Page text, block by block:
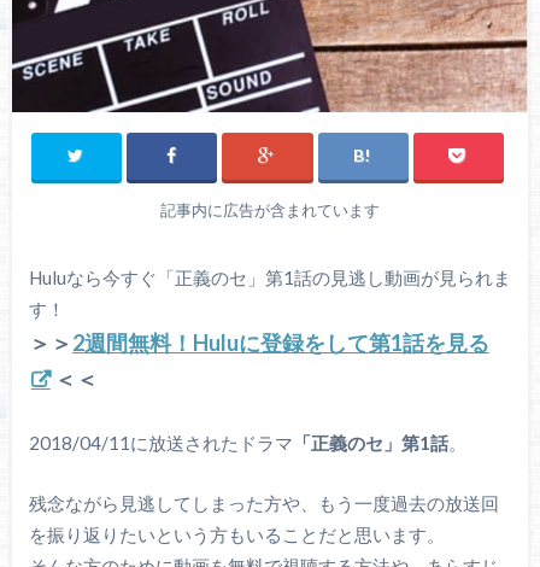
記事内に広告が含まれています
Huluなら今すぐ「正義のセ」第1話の見逃し動画が見られま
す！
＞＞ 2週間無料！Huluに登録をして第1話を見る
＜＜
2018/04/11に放送されたドラマ 「正義のセ」第1話。
残念ながら見逃してしまった方や、もう一度過去の放送回
を振り返りたいという方もいることだと思います。